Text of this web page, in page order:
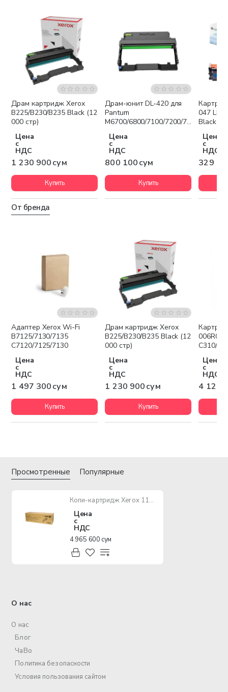
Бесплатная доставка
Драм картридж Xerox
B225/B230/B235 Black (12
000 стр)
Цена
с
НДС
1 230 900 сум
Купить
Драм-юнит DL-420 для
Pantum
M6700/6800/7100/7200/7300,
Цена
с
НДС
800 100 сум
Купить
047
Black
Цена
с
НДС
329
От бренда
Бесплатная доставка
Адаптер Xerox Wi-Fi
B7125/7130/7135
C7120/7125/7130
Цена
с
НДС
1 497 300 сум
Купить
Бесплатная доставка
Драм картридж Xerox
B225/B230/B235 Black (12
000 стр)
Цена
с
НДС
1 230 900 сум
Купить
C310/
Цена
с
НДС
4 128
Просмотренные Популярные
Копи-картридж Xerox 113R00779 [VL B7025/7030/7035]
Цена
с
НДС
4 965 600 сум
О нас
О нас
Блог
ЧаВо
Политика безопасности
Условия пользования сайтом